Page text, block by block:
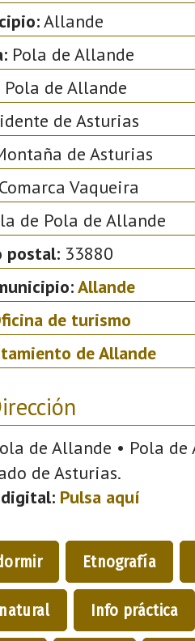
Allande
Pola de Allande
Pola de Allande
de Asturias
de Asturias
Vaqueira
de Pola de Allande
postal: 33880
Allande
de turismo
de Allande
de Allande • Pola de
de Asturias.
Pulsa aquí
Etnografía
Info práctica